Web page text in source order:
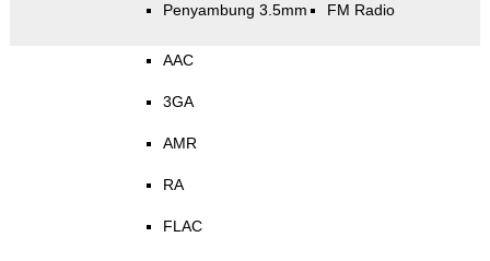
Penyambung 3.5mm FM Radio
AAC
3GA
AMR
RA
FLAC